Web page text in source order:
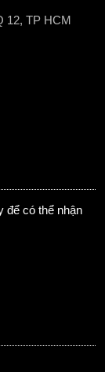
12, TP HCM
để có thể nhận